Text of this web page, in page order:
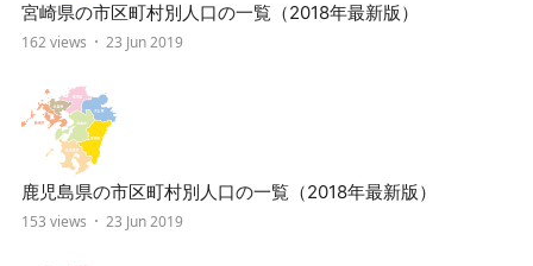
宮崎県の市区町村別人口の一覧（2018年最新版）
162 views 23 Jun 2019
鹿児島県の市区町村別人口の一覧（2018年最新版）
153 views 23 Jun 2019